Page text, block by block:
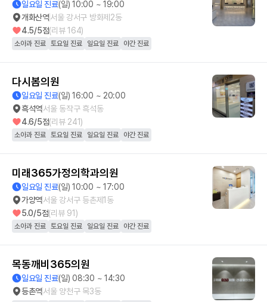
일요일 진료(일) 10:00 ~ 19:00
개화산역서울 강서구 방화제2동
4.5/5점(리뷰164)
소아과 진료 토요일 진료 일요일 진료 야간 진료
다시봄의원
일요일 진료(일) 16:00 ~ 20:00
흑석역서울 동작구 흑석동
4.6/5점(리뷰 241)
소아과 진료 토요일 진료 일요일 진료 야간 진료
미래365가정의학과의원
일요일 진료(일) 10:00 ~ 17:00
가양역서울 강서구 등촌제1동
5.0/5점(리뷰 91)
소아과 진료 토요일 진료 일요일 진료 야간 진료
목동깨비365의원
일요일 진료(일) 08:30 ~ 14:30
등촌역서울 양천구 목3동